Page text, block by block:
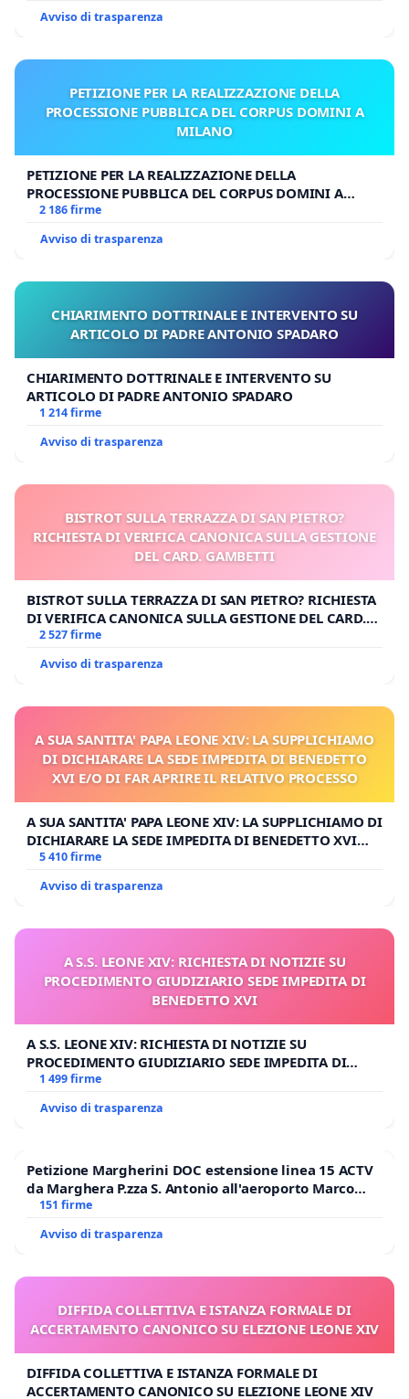
Avviso di trasparenza
PETIZIONE PER LA REALIZZAZIONE DELLA
PROCESSIONE PUBBLICA DEL CORPUS DOMINI A
MILANO
PETIZIONE PER LA REALIZZAZIONE DELLA
PROCESSIONE PUBBLICA DEL CORPUS DOMINI A
MILANO
2 186 firme
Avviso di trasparenza
CHIARIMENTO DOTTRINALE E INTERVENTO SU
ARTICOLO DI PADRE ANTONIO SPADARO
CHIARIMENTO DOTTRINALE E INTERVENTO SU
ARTICOLO DI PADRE ANTONIO SPADARO
1 214 firme
Avviso di trasparenza
BISTROT SULLA TERRAZZA DI SAN PIETRO?
RICHIESTA DI VERIFICA CANONICA SULLA GESTIONE
DEL CARD. GAMBETTI
BISTROT SULLA TERRAZZA DI SAN PIETRO? RICHIESTA
DI VERIFICA CANONICA SULLA GESTIONE DEL CARD.
GAMBETTI
2 527 firme
Avviso di trasparenza
A SUA SANTITA' PAPA LEONE XIV: LA SUPPLICHIAMO
DI DICHIARARE LA SEDE IMPEDITA DI BENEDETTO
XVI E/O DI FAR APRIRE IL RELATIVO PROCESSO
A SUA SANTITA' PAPA LEONE XIV: LA SUPPLICHIAMO DI
DICHIARARE LA SEDE IMPEDITA DI BENEDETTO XVI
E/O DI FAR APRIRE IL RELATIVO PROCESSO
5 410 firme
Avviso di trasparenza
A S.S. LEONE XIV: RICHIESTA DI NOTIZIE SU
PROCEDIMENTO GIUDIZIARIO SEDE IMPEDITA DI
BENEDETTO XVI
A S.S. LEONE XIV: RICHIESTA DI NOTIZIE SU
PROCEDIMENTO GIUDIZIARIO SEDE IMPEDITA DI
BENEDETTO XVI
1 499 firme
Avviso di trasparenza
Petizione Margherini DOC estensione linea 15 ACTV
da Marghera P.zza S. Antonio all'aeroporto Marco
Polo tariffa a € 1,50
151 firme
Avviso di trasparenza
DIFFIDA COLLETTIVA E ISTANZA FORMALE DI
ACCERTAMENTO CANONICO SU ELEZIONE LEONE XIV
DIFFIDA COLLETTIVA E ISTANZA FORMALE DI
ACCERTAMENTO CANONICO SU ELEZIONE LEONE XIV